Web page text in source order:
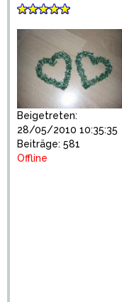
Beigetreten:
28/05/2010 10:35:35
Beiträge: 581
Offline